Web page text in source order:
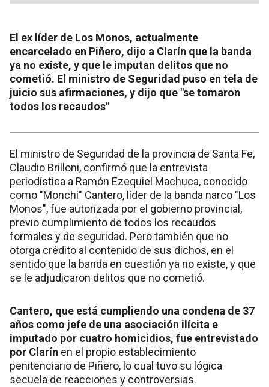
El ex líder de Los Monos, actualmente
encarcelado en Piñero, dijo a Clarín que la banda
ya no existe, y que le imputan delitos que no
cometió. El ministro de Seguridad puso en tela de
juicio sus afirmaciones, y dijo que "se tomaron
todos los recaudos"
El ministro de Seguridad de la provincia de Santa Fe,
Claudio Brilloni, confirmó que la entrevista
periodística a Ramón Ezequiel Machuca, conocido
como "Monchi" Cantero, líder de la banda narco "Los
Monos", fue autorizada por el gobierno provincial,
previo cumplimiento de todos los recaudos
formales y de seguridad. Pero también que no
otorga crédito al contenido de sus dichos, en el
sentido que la banda en cuestión ya no existe, y que
se le adjudicaron delitos que no cometió.
Cantero, que está cumpliendo una condena de 37
años como jefe de una asociación ilícita e
imputado por cuatro homicidios, fue entrevistado
por Clarín en el propio establecimiento
penitenciario de Piñero, lo cual tuvo su lógica
secuela de reacciones y controversias.